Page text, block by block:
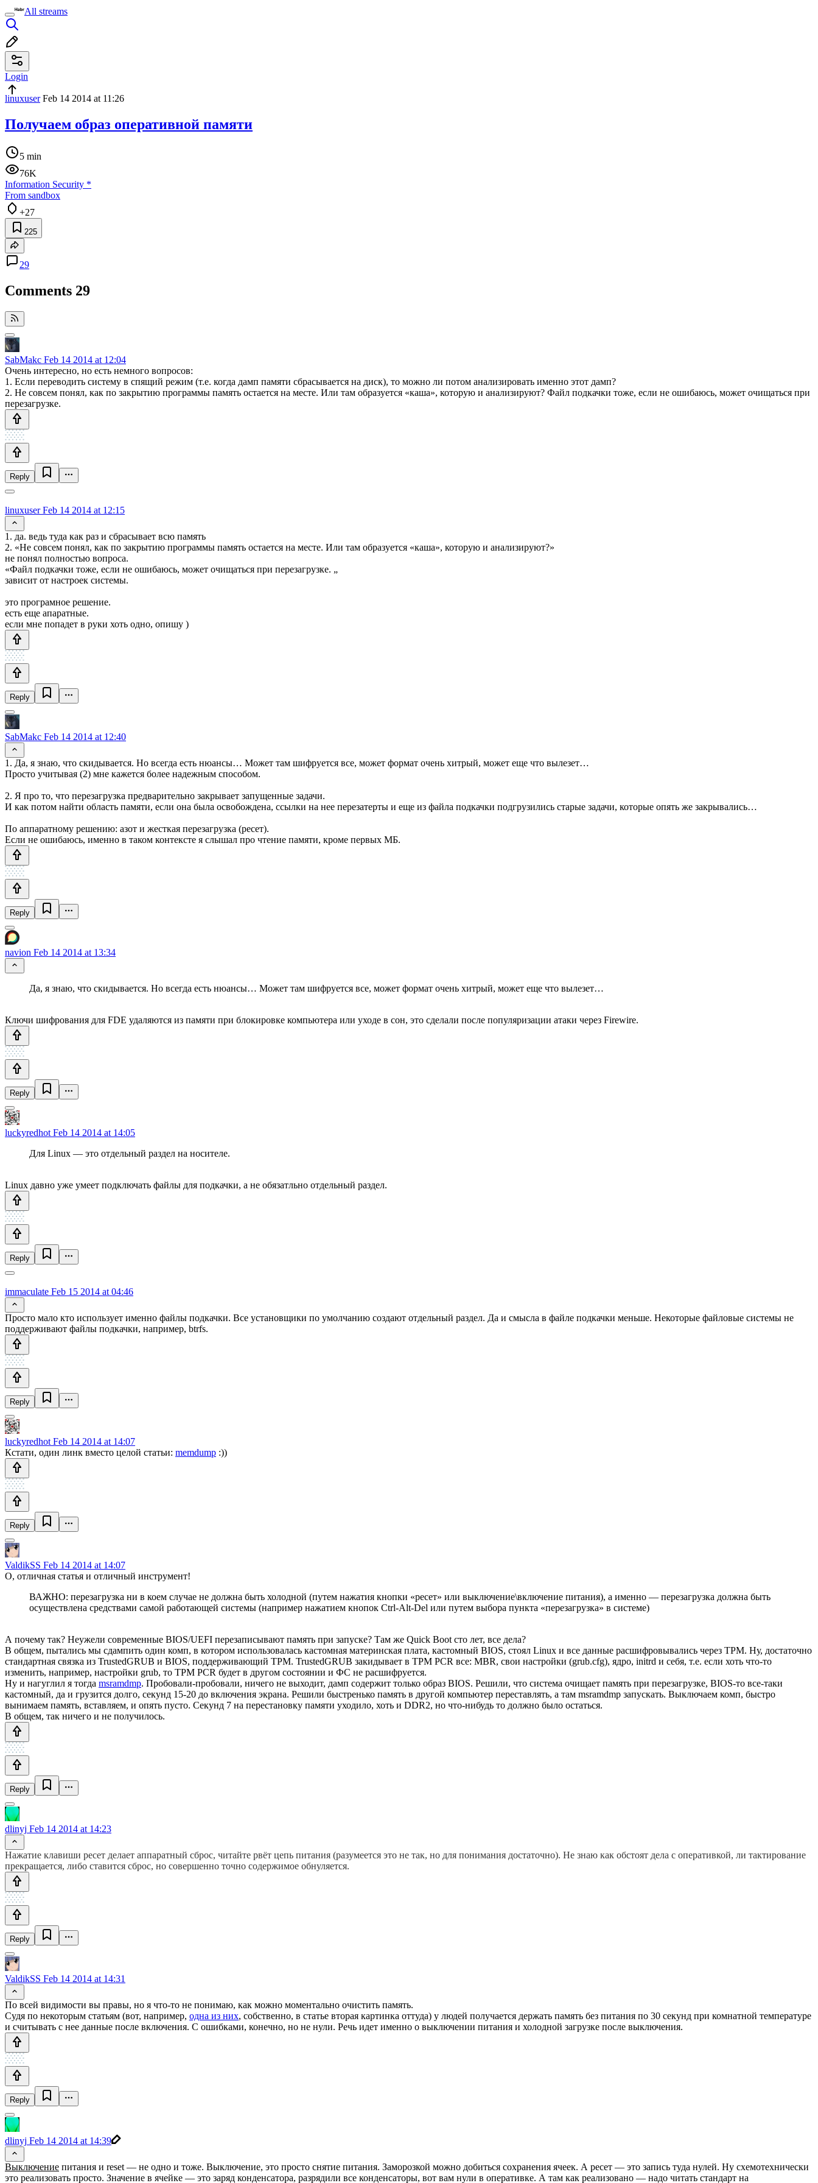
All streams
Login
linuxuserFeb 14 2014 at 11:26
Получаем образ оперативной памяти
5 min
76K
Information Security *
From sandbox
+27
225
29
Comments 29
SabMakc Feb 14 2014 at 12:04
Очень интересно, но есть немного вопросов:
1. Если переводить систему в спящий режим (т.е. когда дамп памяти сбрасывается на диск), то можно ли потом анализировать именно этот дамп?
2. Не совсем понял, как по закрытию программы память остается на месте. Или там образуется «каша», которую и анализируют? Файл подкачки тоже, если не ошибаюсь, может очищаться при
перезагрузке.
Reply
linuxuserFeb 14 2014 at 12:15
1. да. ведь туда как раз и сбрасывает всю память
2. «Не совсем понял, как по закрытию программы память остается на месте. Или там образуется «каша», которую и анализируют?»
не понял полностью вопроса.
«Файл подкачки тоже, если не ошибаюсь, может очищаться при перезагрузке. „
зависит от настроек системы.
это програмное решение.
есть еще апаратные.
если мне попадет в руки хоть одно, опишу )
Reply
SabMakc Feb 14 2014 at 12:40
1. Да, я знаю, что скидывается. Но всегда есть нюансы… Может там шифруется все, может формат очень хитрый, может еще что вылезет…
Просто учитывая (2) мне кажется более надежным способом.
2. Я про то, что перезагрузка предварительно закрывает запущенные задачи.
И как потом найти область памяти, если она была освобождена, ссылки на нее перезатерты и еще из файла подкачки подгрузились старые задачи, которые опять же закрывались…
По аппаратному решению: азот и жесткая перезагрузка (ресет).
Если не ошибаюсь, именно в таком контексте я слышал про чтение памяти, кроме первых МБ.
Reply
navion Feb 14 2014 at 13:34
Да, я знаю, что скидывается. Но всегда есть нюансы… Может там шифруется все, может формат очень хитрый, может еще что вылезет…
Ключи шифрования для FDE удаляются из памяти при блокировке компьютера или уходе в сон, это сделали после популяризации атаки через Firewire.
Reply
luckyredhot Feb 14 2014 at 14:05
Для Linux — это отдельный раздел на носителе.
Linux давно уже умеет подключать файлы для подкачки, а не обязатльно отдельный раздел.
Reply
immaculate Feb 15 2014 at 04:46
Просто мало кто использует именно файлы подкачки. Все установщики по умолчанию создают отдельный раздел. Да и смысла в файле подкачки меньше. Некоторые файловые системы не
поддерживают файлы подкачки, например, btrfs.
Reply
luckyredhot Feb 14 2014 at 14:07
Кстати, один линк вместо целой статьи: memdump :))
Reply
ValdikSS Feb 14 2014 at 14:07
О, отличная статья и отличный инструмент!
ВАЖНО: перезагрузка ни в коем случае не должна быть холодной (путем нажатия кнопки «ресет» или выключение\включение питания), а именно — перезагрузка должна быть
осуществлена средствами самой работающей системы (например нажатием кнопок Ctrl-Alt-Del или путем выбора пункта «перезагрузка» в системе)
А почему так? Неужели современные BIOS/UEFI перезаписывают память при запуске? Там же Quick Boot сто лет, все дела?
В общем, пытались мы сдампить один комп, в котором использовалась кастомная материнская плата, кастомный BIOS, стоял Linux и все данные расшифровывались через TPM. Ну, достаточно
стандартная связка из TrustedGRUB и BIOS, поддерживающий TPM. TrustedGRUB закидывает в TPM PCR все: MBR, свои настройки (grub.cfg), ядро, initrd и себя, т.е. если хоть что-то
изменить, например, настройки grub, то TPM PCR будет в другом состоянии и ФС не расшифруется.
Ну и нагуглил я тогда msramdmp. Пробовали-пробовали, ничего не выходит, дамп содержит только образ BIOS. Решили, что система очищает память при перезагрузке, BIOS-то все-таки
кастомный, да и грузится долго, секунд 15-20 до включения экрана. Решили быстренько память в другой компьютер переставлять, а там msramdmp запускать. Выключаем комп, быстро
вынимаем память, вставляем, и опять пусто. Секунд 7 на перестановку памяти уходило, хоть и DDR2, но что-нибудь то должно было остаться.
В общем, так ничего и не получилось.
Reply
dlinyj Feb 14 2014 at 14:23
Нажатие клавиши ресет делает аппаратный сброс, читайте рвёт цепь питания (разумеется это не так, но для понимания достаточно). Не знаю как обстоят дела с оперативкой, ли тактирование
прекращается, либо ставится сброс, но совершенно точно содержимое обнуляется.
Reply
ValdikSS Feb 14 2014 at 14:31
По всей видимости вы правы, но я что-то не понимаю, как можно моментально очистить память.
Судя по некоторым статьям (вот, например, одна из них, собственно, в статье вторая картинка оттуда) у людей получается держать память без питания по 30 секунд при комнатной температуре
и считывать с нее данные после включения. С ошибками, конечно, но не нули. Речь идет именно о выключении питания и холодной загрузке после выключения.
Reply
dlinyj Feb 14 2014 at 14:39
Выключение питания и reset — не одно и тоже. Выключение, это просто снятие питания. Заморозкой можно добиться сохранения ячеек. А ресет — это запись туда нулей. Ну схемотехнически
это реализовать просто. Значение в ячейке — это заряд конденсатора, разрядили все конденсаторы, вот вам нули в оперативке. А там как реализовано — надо читать стандарт на